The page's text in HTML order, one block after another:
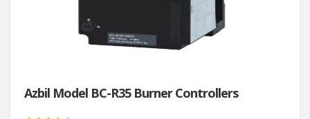
Azbil Model BC-R35 Burner Controllers